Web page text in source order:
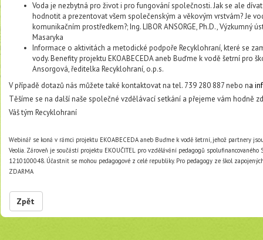
Voda je nezbytná pro život i pro fungování společnosti. Jak se ale
hodnotit a prezentovat všem společenským a věkovým vrstvám? Je
komunikačním prostředkem?; Ing. LIBOR ANSORGE, Ph.D., Výzkumný
Masaryka
Informace o aktivitách a metodické podpoře Recyklohraní, které se
vody. Benefity projektu EKOABECEDA aneb Buďme k vodě šetrní pro
Ansorgová, ředitelka Recyklohraní, o.p.s.
V případě dotazů nás můžete také kontaktovat na tel. 739 280 887 nebo na
Těšíme se na další naše společné vzdělávací setkání a přejeme vám hodně
Váš tým Recyklohraní
Webinář se koná v rámci projektu EKOABECEDA aneb Buďme k vodě šetrní, jehož partnery
Veolia. Zároveň je součástí projektu EKOUČITEL pro vzdělávání pedagogů spolufinancovaného
1210100048. Účastnit se mohou pedagogové z celé republiky. Pro pedagogy ze škol
ZDARMA
Zpět